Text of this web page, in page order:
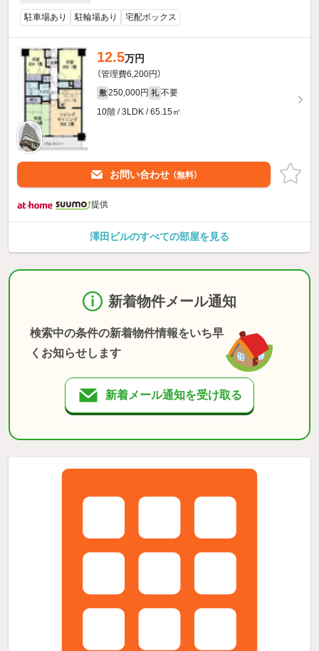
駐車場あり 駐輪場あり 宅配ボックス
12.5万円
（管理費6,200円）
敷 250,000円 礼 不要
10階 / 3LDK / 65.15㎡
お問い合わせ （無料）
提供
澤田ビルのすべての部屋を見る
新着物件メール通知
検索中の条件の新着物件情報をいち早
くお知らせします
新着メール通知を受け取る